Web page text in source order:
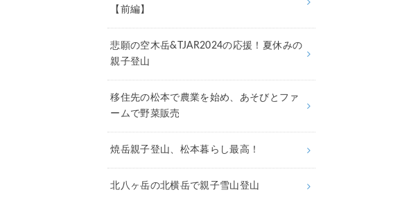
【前編】
悲願の空木岳&TJAR2024の応援！夏休みの
親子登山
移住先の松本で農業を始め、あそびとファ
ームで野菜販売
焼岳親子登山、松本暮らし最高！
北八ヶ岳の北横岳で親子雪山登山